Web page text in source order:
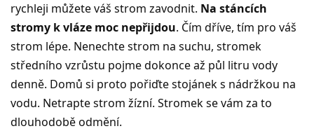
rychleji můžete váš strom zavodnit. Na stáncích
stromy k vláze moc nepřijdou. Čím dříve, tím pro váš
strom lépe. Nenechte strom na suchu, stromek
středního vzrůstu pojme dokonce až půl litru vody
denně. Domů si proto pořiďte stojánek s nádržkou na
vodu. Netrapte strom žízní. Stromek se vám za to
dlouhodobě odmění.